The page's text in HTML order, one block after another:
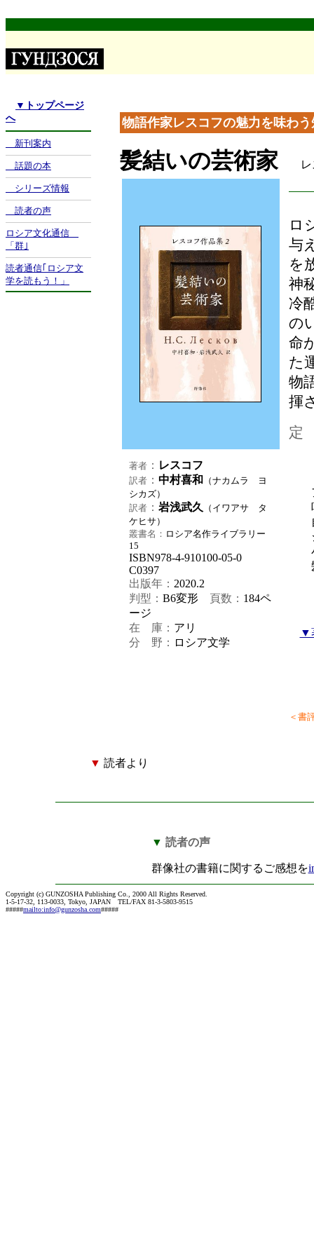
▼ トップページ
へ
新刊案内
話題の本
シリーズ情報
読者の声
ロシア文化通信
「群｣
読者通信｢ロシア文
学を読もう！」
物語作家レスコフの魅力を味わう
髪結いの芸術家
ロ
与
を
神
冷
の
命
た
物
揮
定
著者： レスコフ
訳者： 中村喜和 （ナカムラ ヨ
シカズ）
訳者： 岩浅武久（イワアサ タ
ケヒサ）
叢書名： ロシア名作ライブラリー
15
ISBN978-4-910100-05-0
C0397
出版年： 2020.2
判型： B6変形 頁数： 184ペ
ージ
在 庫： アリ
分 野： ロシア文学
ア
自
ジ
小
髪
▼
＜書
▼ 読者より
▼ 読者の声
群像社の書籍に関するご感想を
Copyright (c) GUNZOSHA Publishing Co., 2000 All Rights Reserved.
1-5-17-32, 113-0033, Tokyo, JAPAN TEL/FAX 81-3-5803-9515
#####mailto:info@gunzosha.com#####